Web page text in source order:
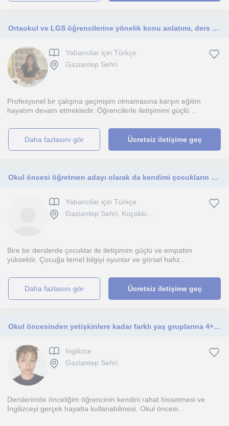
Ortaokul ve LGS öğrencilerine yönelik konu anlatımı, ders takibi, ödevlendirme ve soru çözüm takibi yürütmekteyim.
Yabancilar için Türkçe
Gaziantep Sehri
Profesyonel bir çalışma geçmişim olmamasına karşın eğitim
hayatım devam etmektedir. Öğrencilerle iletişimimi güçlü ...
daha fazlasını gör Ücretsiz iletişime geç
Okul öncesi öğretmen adayı olarak da kendimi çocukların seviyesine yükseltmeyi ve bu yolda ilerlemeyi seviyorum. Her yaşa uygunum.
Yabancilar için Türkçe
Gaziantep Sehri, Küçükki...
Bire bir derslerde çocuklar ile iletişimim güçlü ve empatim
yüksektir. Çocuğa temel bilgiyi oyunlar ve görsel hafız...
daha fazlasını gör Ücretsiz iletişime geç
Okul öncesinden yetişkinlere kadar farklı yaş gruplarına 4+ yıldır İngilizce öğreten, esnek ve özverili bir öğretmenim.
Ingilizce
Gaziantep Sehri
Derslerimde önceliğim öğrencinin kendini rahat hissetmesi ve
İngilizceyi gerçek hayatta kullanabilmesi. Okul öncesi...